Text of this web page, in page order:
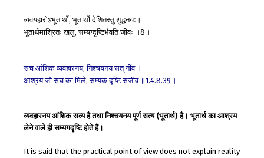
व्यवयहारोऽभूतार्थो, भूतार्थोदेशितस्तुशुद्धनयः।
भूतार्थमाश्रितः खलु,सम्यग्दृष्टिर्भवतिजीवः ॥8 ॥
सचआंशिकव्यवहारनय,निश्चयनयसत्नींव ।
आश्रयजोसचकामिले,सम्यकदृष्टिसजीव ॥1.4.8.39 ॥
व्यवहारनय आंशिक सत्य है तथा निश्चयनय पूर्ण सत्य (भूतार्थ) है। भूतार्थ का आश्रय
लेने वाले ही सम्यगदृष्टि होते हैं।
It is said that the practical point of view does not explain reality